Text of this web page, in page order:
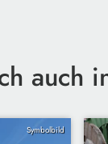
auch
Symbolbild